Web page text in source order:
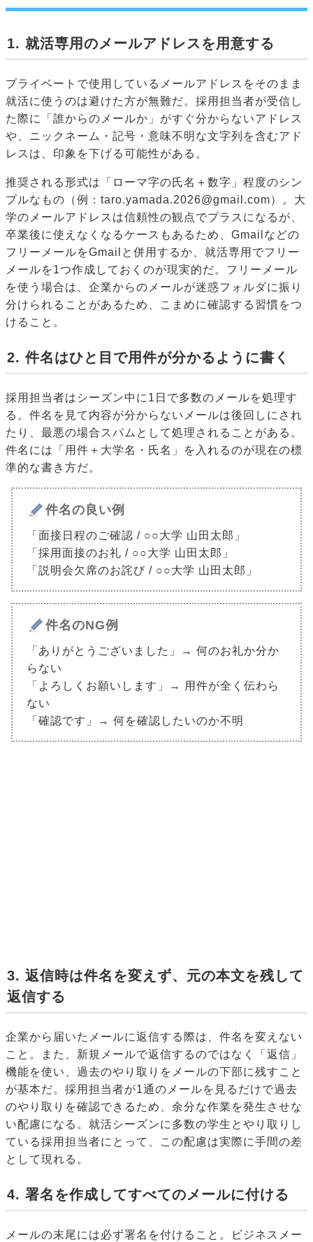
1. 就活専用のメールアドレスを用意する
プライベートで使用しているメールアドレスをそのまま
就活に使うのは避けた方が無難だ。採用担当者が受信し
た際に「誰からのメールか」がすぐ分からないアドレス
や、ニックネーム・記号・意味不明な文字列を含むアド
レスは、印象を下げる可能性がある。
推奨される形式は「ローマ字の氏名＋数字」程度のシン
プルなもの（例：taro.yamada.2026@gmail.com）。大
学のメールアドレスは信頼性の観点でプラスになるが、
卒業後に使えなくなるケースもあるため、Gmailなどの
フリーメールをGmailと併用するか、就活専用でフリー
メールを1つ作成しておくのが現実的だ。フリーメール
を使う場合は、企業からのメールが迷惑フォルダに振り
分けられることがあるため、こまめに確認する習慣をつ
けること。
2. 件名はひと目で用件が分かるように書く
採用担当者はシーズン中に1日で多数のメールを処理す
る。件名を見て内容が分からないメールは後回しにされ
たり、最悪の場合スパムとして処理されることがある。
件名には「用件＋大学名・氏名」を入れるのが現在の標
準的な書き方だ。
件名の良い例
「面接日程のご確認 / ○○大学 山田太郎」
「採用面接のお礼 / ○○大学 山田太郎」
「説明会欠席のお詫び / ○○大学 山田太郎」
件名のNG例
「ありがとうございました」→ 何のお礼か分か
らない
「よろしくお願いします」→ 用件が全く伝わら
ない
「確認です」→ 何を確認したいのか不明
3. 返信時は件名を変えず、元の本文を残して
返信する
企業から届いたメールに返信する際は、件名を変えない
こと。また、新規メールで返信するのではなく「返信」
機能を使い、過去のやり取りをメールの下部に残すこと
が基本だ。採用担当者が1通のメールを見るだけで過去
のやり取りを確認できるため、余分な作業を発生させな
い配慮になる。就活シーズンに多数の学生とやり取りし
ている採用担当者にとって、この配慮は実際に手間の差
として現れる。
4. 署名を作成してすべてのメールに付ける
メールの末尾には必ず署名を付けること。ビジネスメー